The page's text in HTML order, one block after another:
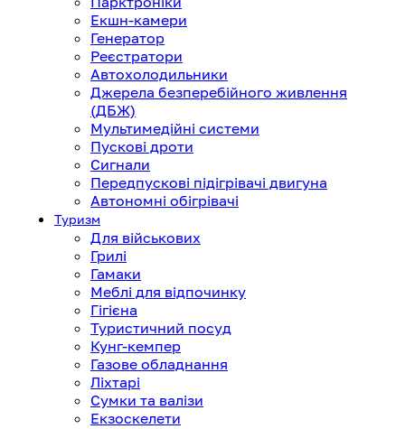
Екшн-камери
Генератор
Реєстратори
Автохолодильники
Джерела безперебійного живлення
(ДБЖ)
Мультимедійні системи
Пускові дроти
Сигнали
Передпускові підігрівачі двигуна
Автономні обігрівачі
Туризм
Для військових
Грилі
Гамаки
Меблі для відпочинку
Гігієна
Туристичний посуд
Кунг-кемпер
Газове обладнання
Ліхтарі
Сумки та валізи
Екзоскелети